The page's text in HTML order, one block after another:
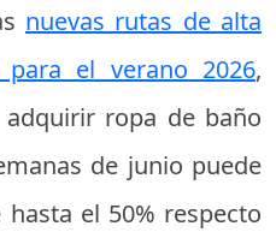
nuevas rutas de alta
para el verano 2026,
ropa de baño
de junio puede
el 50% respecto